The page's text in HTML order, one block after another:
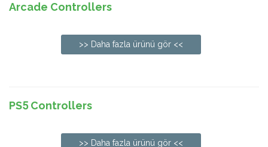
Arcade Controllers
>> Daha fazla ürünü gör <<
PS5 Controllers
>> Daha fazla ürünü gör <<